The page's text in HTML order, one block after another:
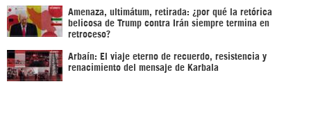
Amenaza, ultimátum, retirada: ¿por qué la retórica
belicosa de Trump contra Irán siempre termina en
retroceso?
Arbaín: El viaje eterno de recuerdo, resistencia y
renacimiento del mensaje de Karbala